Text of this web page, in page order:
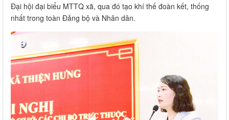
Đại hội đại biểu MTTQ xã, qua đó tạo khí thế đoàn kết, thống
nhất trong toàn Đảng bộ và Nhân dân.